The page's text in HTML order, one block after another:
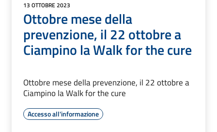
13 OTTOBRE 2023
Ottobre mese della
prevenzione, il 22 ottobre a
Ciampino la Walk for the cure
Ottobre mese della prevenzione, il 22 ottobre a
Ciampino la Walk for the cure
Accesso all'informazione